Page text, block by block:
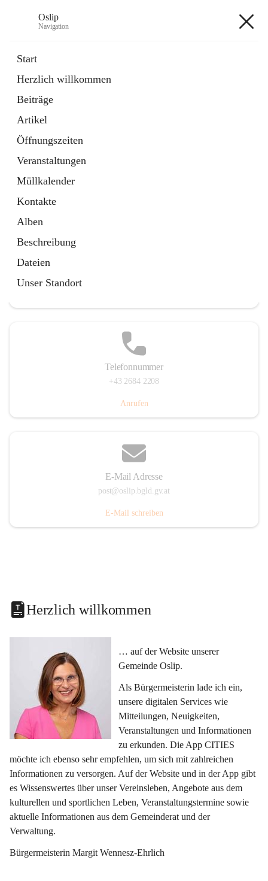
Oslip
Navigation
Start
Herzlich willkommen
Beiträge
Artikel
Öffnungszeiten
Veranstaltungen
Müllkalender
Kontakte
Alben
Beschreibung
Dateien
Unser Standort
Externe Webseite
in
Tab
Bundeskanzleramt Österreich
Externe Webseite
öffnet
in
neuem
Tab
Telefonnummer
+43 2684 2208
Anrufen
E-Mail Adresse
post@oslip.bgld.gv.at
E-Mail schreiben
Herzlich willkommen
… auf der Website unserer
Gemeinde Oslip.
Als Bürgermeisterin lade ich ein,
unsere digitalen Services wie
Mitteilungen, Neuigkeiten,
Veranstaltungen und Informationen
zu erkunden. Die App CITIES
möchte ich ebenso sehr empfehlen, um sich mit zahlreichen
Informationen zu versorgen. Auf der Website und in der App gibt
es Wissenswertes über unser Vereinsleben, Angebote aus dem
kulturellen und sportlichen Leben, Veranstaltungstermine sowie
aktuelle Informationen aus dem Gemeinderat und der
Verwaltung.
Bürgermeisterin Margit Wennesz-Ehrlich